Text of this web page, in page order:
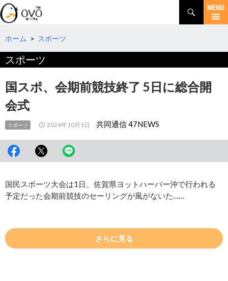
検
索
コ
テ
へ
移
動
ホーム > スポーツ
スポーツ
国スポ、会期前競技終了 5日に総合開
会式
スポーツ 2024年10月1日 共同通信 47NEWS
国民スポーツ大会は1日、佐賀県ヨットハーバー沖で行われる
予定だった会期前競技のセーリングが風がないた……
さらに見る